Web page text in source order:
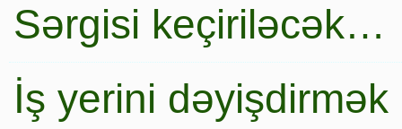
Sərgisi keçiriləcək…
İş yerini